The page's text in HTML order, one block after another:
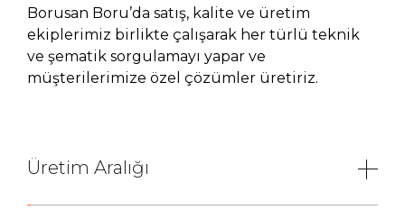
Borusan Boru’da satış, kalite ve üretim
ekiplerimiz birlikte çalışarak her türlü teknik
ve şematik sorgulamayı yapar ve
müşterilerimize özel çözümler üretiriz.
Üretim Aralığı